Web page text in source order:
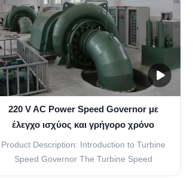
220 V AC Power Speed Governor με
έλεγχο ισχύος και γρήγορο χρόνο
απόκρισης
Product Description: Introduction to Turbine
Speed Governor The Turbine Speed
Governor is an essential product designed